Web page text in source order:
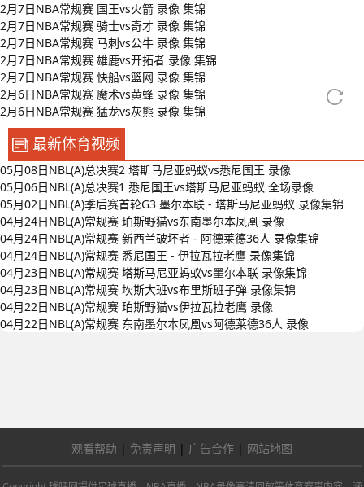
2月7日NBA常规赛 国王vs火箭 录像 集锦
2月7日NBA常规赛 骑士vs奇才 录像 集锦
2月7日NBA常规赛 马刺vs公牛 录像 集锦
2月7日NBA常规赛 雄鹿vs开拓者 录像 集锦
2月7日NBA常规赛 快船vs篮网 录像 集锦
2月6日NBA常规赛 魔术vs黄蜂 录像 集锦
2月6日NBA常规赛 猛龙vs灰熊 录像 集锦
最新体育视频
05月08日NBL(A)总决赛2 塔斯马尼亚蚂蚁vs悉尼国王 录像
05月06日NBL(A)总决赛1 悉尼国王vs塔斯马尼亚蚂蚁 全场录像
05月02日NBL(A)季后赛首轮G3 墨尔本联 - 塔斯马尼亚蚂蚁 录像集锦
04月24日NBL(A)常规赛 珀斯野猫vs东南墨尔本凤凰 录像
04月24日NBL(A)常规赛 新西兰破坏者 - 阿德莱德36人 录像集锦
04月24日NBL(A)常规赛 悉尼国王 - 伊拉瓦拉老鹰 录像集锦
04月23日NBL(A)常规赛 塔斯马尼亚蚂蚁vs墨尔本联 录像集锦
04月23日NBL(A)常规赛 坎斯大班vs布里斯班子弹 录像集锦
04月22日NBL(A)常规赛 珀斯野猫vs伊拉瓦拉老鹰 录像
04月22日NBL(A)常规赛 东南墨尔本凤凰vs阿德莱德36人 录像
观看帮助 | 免责声明 | 广告合作 | 网站地图